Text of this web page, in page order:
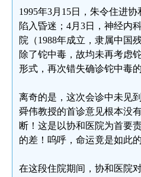
1995年3月15日，朱令住进
陷入昏迷；4月3日，神经内
院（1988年成立，隶属中国
除了铊中毒，故均未再考虑
形式，再次错失确诊铊中毒
离奇的是，这次会诊中未见
舜伟教授的首诊意见根本没
断！这是以协和医院为首要
的差！呜呼，命运竟是如此
在这段住院期间，协和医院